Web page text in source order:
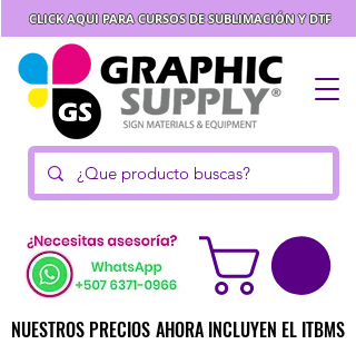
CLICK AQUI PARA CURSOS DE SUBLIMACIÓN Y DTF
NUESTROS PRECIOS AHORA INCLUYEN EL ITBMS
NUESTROS PRECIOS AHORA INCLUYEN EL ITBMS